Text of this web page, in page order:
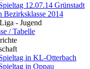
12.07.14 Grünstadt
Bezirksklasse 2014
- Jugend
/ Tabelle
in KL-Otterbach
in Oppau